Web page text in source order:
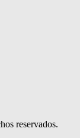
reservados.